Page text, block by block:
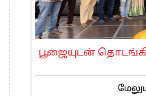
பூஜையுடன்